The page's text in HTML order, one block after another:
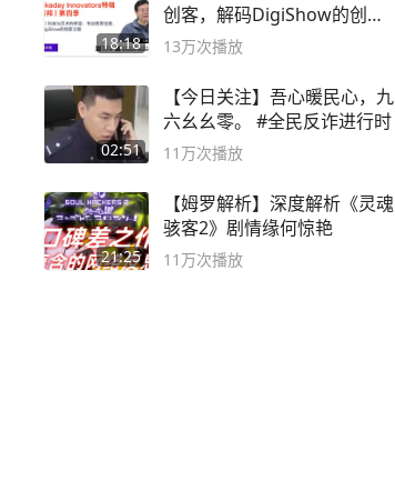
18:18
创客，解码DigiShow的创新
之路
13万次播放
02:51
【今日关注】吾心暖民心，九
六幺幺零。 #全民反诈进行时
11万次播放
21:25
【姆罗解析】深度解析《灵魂
骇客2》剧情缘何惊艳
11万次播放